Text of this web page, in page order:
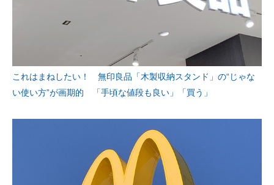
これはまねしたい！ 無印良品「木製収納スタンド」の“じゃな
い使い方”が画期的 「手頃な値段も良い」「買う」